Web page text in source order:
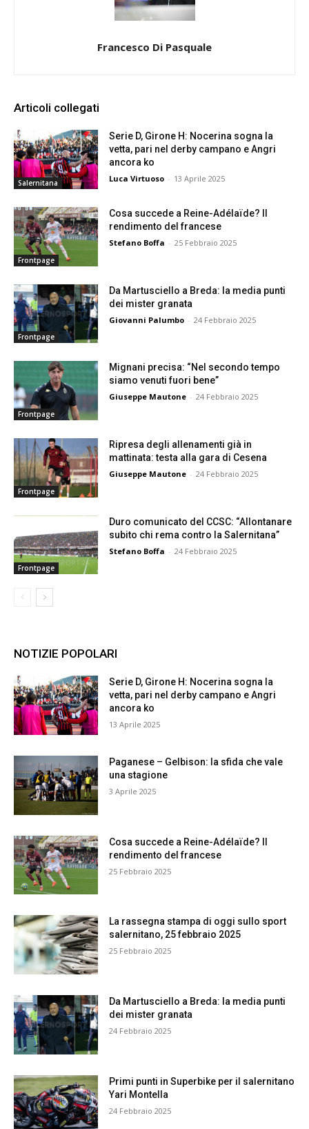
Francesco Di Pasquale
Articoli collegati
Salernitana
Serie D, Girone H: Nocerina sogna la
vetta, pari nel derby campano e Angri
ancora ko
Luca Virtuoso - 13 Aprile 2025
Frontpage
Cosa succede a Reine-Adélaïde? Il
rendimento del francese
Stefano Boffa - 25 Febbraio 2025
Frontpage
Da Martusciello a Breda: la media punti
dei mister granata
Giovanni Palumbo - 24 Febbraio 2025
Frontpage
Mignani precisa: “Nel secondo tempo
siamo venuti fuori bene”
Giuseppe Mautone - 24 Febbraio 2025
Frontpage
Ripresa degli allenamenti già in
mattinata: testa alla gara di Cesena
Giuseppe Mautone - 24 Febbraio 2025
Frontpage
Duro comunicato del CCSC: “Allontanare
subito chi rema contro la Salernitana”
Stefano Boffa - 24 Febbraio 2025
NOTIZIE POPOLARI
Serie D, Girone H: Nocerina sogna la
vetta, pari nel derby campano e Angri
ancora ko
13 Aprile 2025
Paganese – Gelbison: la sfida che vale
una stagione
3 Aprile 2025
Cosa succede a Reine-Adélaïde? Il
rendimento del francese
25 Febbraio 2025
La rassegna stampa di oggi sullo sport
salernitano, 25 febbraio 2025
25 Febbraio 2025
Da Martusciello a Breda: la media punti
dei mister granata
24 Febbraio 2025
Primi punti in Superbike per il salernitano
Yari Montella
24 Febbraio 2025